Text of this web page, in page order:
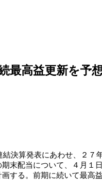
最高益更新を予
決算発表にあわせ、２７
末配当について、４月１
する。前期に続いて最